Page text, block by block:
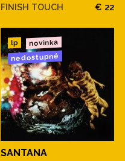
FINISH TOUCH € 22
lp novinka
nedostupné
SANTANA